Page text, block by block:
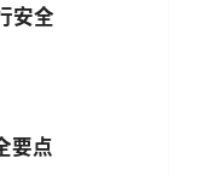
安全
要点